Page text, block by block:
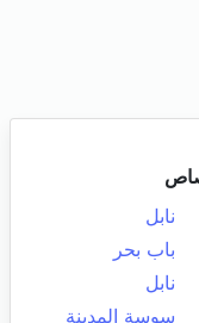
نابل
باب بحر
نابل
سوسة المدينة